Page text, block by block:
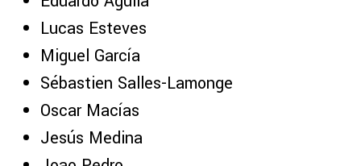
Lucas Esteves
Miguel García
Sébastien Salles-Lamonge
Oscar Macías
Jesús Medina